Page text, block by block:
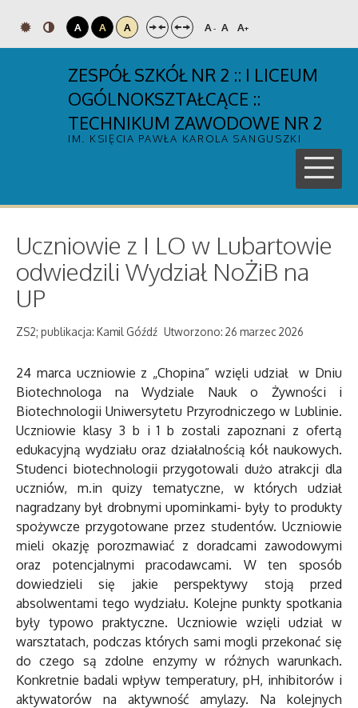
A A A A- A A+
ZESPÓŁ SZKÓŁ NR 2 :: I LICEUM
OGÓLNOKSZTAŁCĄCE ::
TECHNIKUM ZAWODOWE NR 2
IM. KSIĘCIA PAWŁA KAROLA SANGUSZKI
Uczniowie z I LO w Lubartowie
odwiedzili Wydział NoŻiB na
UP
ZS2; publikacja: Kamil Góźdź Utworzono: 26 marzec 2026
24 marca uczniowie z „Chopina” wzięli udział w Dniu
Biotechnologa na Wydziale Nauk o Żywności i
Biotechnologii Uniwersytetu Przyrodniczego w Lublinie.
Uczniowie klasy 3 b i 1 b zostali zapoznani z ofertą
edukacyjną wydziału oraz działalnością kół naukowych.
Studenci biotechnologii przygotowali dużo atrakcji dla
uczniów, m.in quizy tematyczne, w których udział
nagradzany był drobnymi upominkami- były to produkty
spożywcze przygotowane przez studentów. Uczniowie
mieli okazję porozmawiać z doradcami zawodowymi
oraz potencjalnymi pracodawcami. W ten sposób
dowiedzieli się jakie perspektywy stoją przed
absolwentami tego wydziału. Kolejne punkty spotkania
były typowo praktyczne. Uczniowie wzięli udział w
warsztatach, podczas których sami mogli przekonać się
do czego są zdolne enzymy w różnych warunkach.
Konkretnie badali wpływ temperatury, pH, inhibitorów i
aktywatorów na aktywność amylazy. Na kolejnych